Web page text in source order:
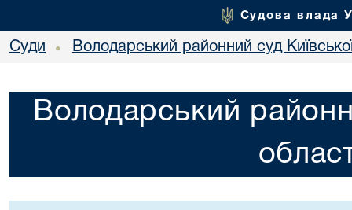
Судова влада
Суди • Володарський районний суд
Володарський